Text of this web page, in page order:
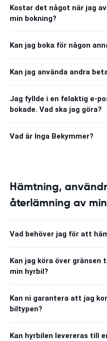
Kostar det något när jag
min bokning?
Kan jag boka för någon
Kan jag använda andra
Jag fyllde i en felaktig e-
bokade. Vad ska jag göra?
Vad är Inga Bekymmer?
Hämtning,
återlämning av
Vad behöver jag för att
Kan jag köra över
min hyrbil?
Kan ni garantera att jag
biltypen?
Kan hyrbilen levereras till